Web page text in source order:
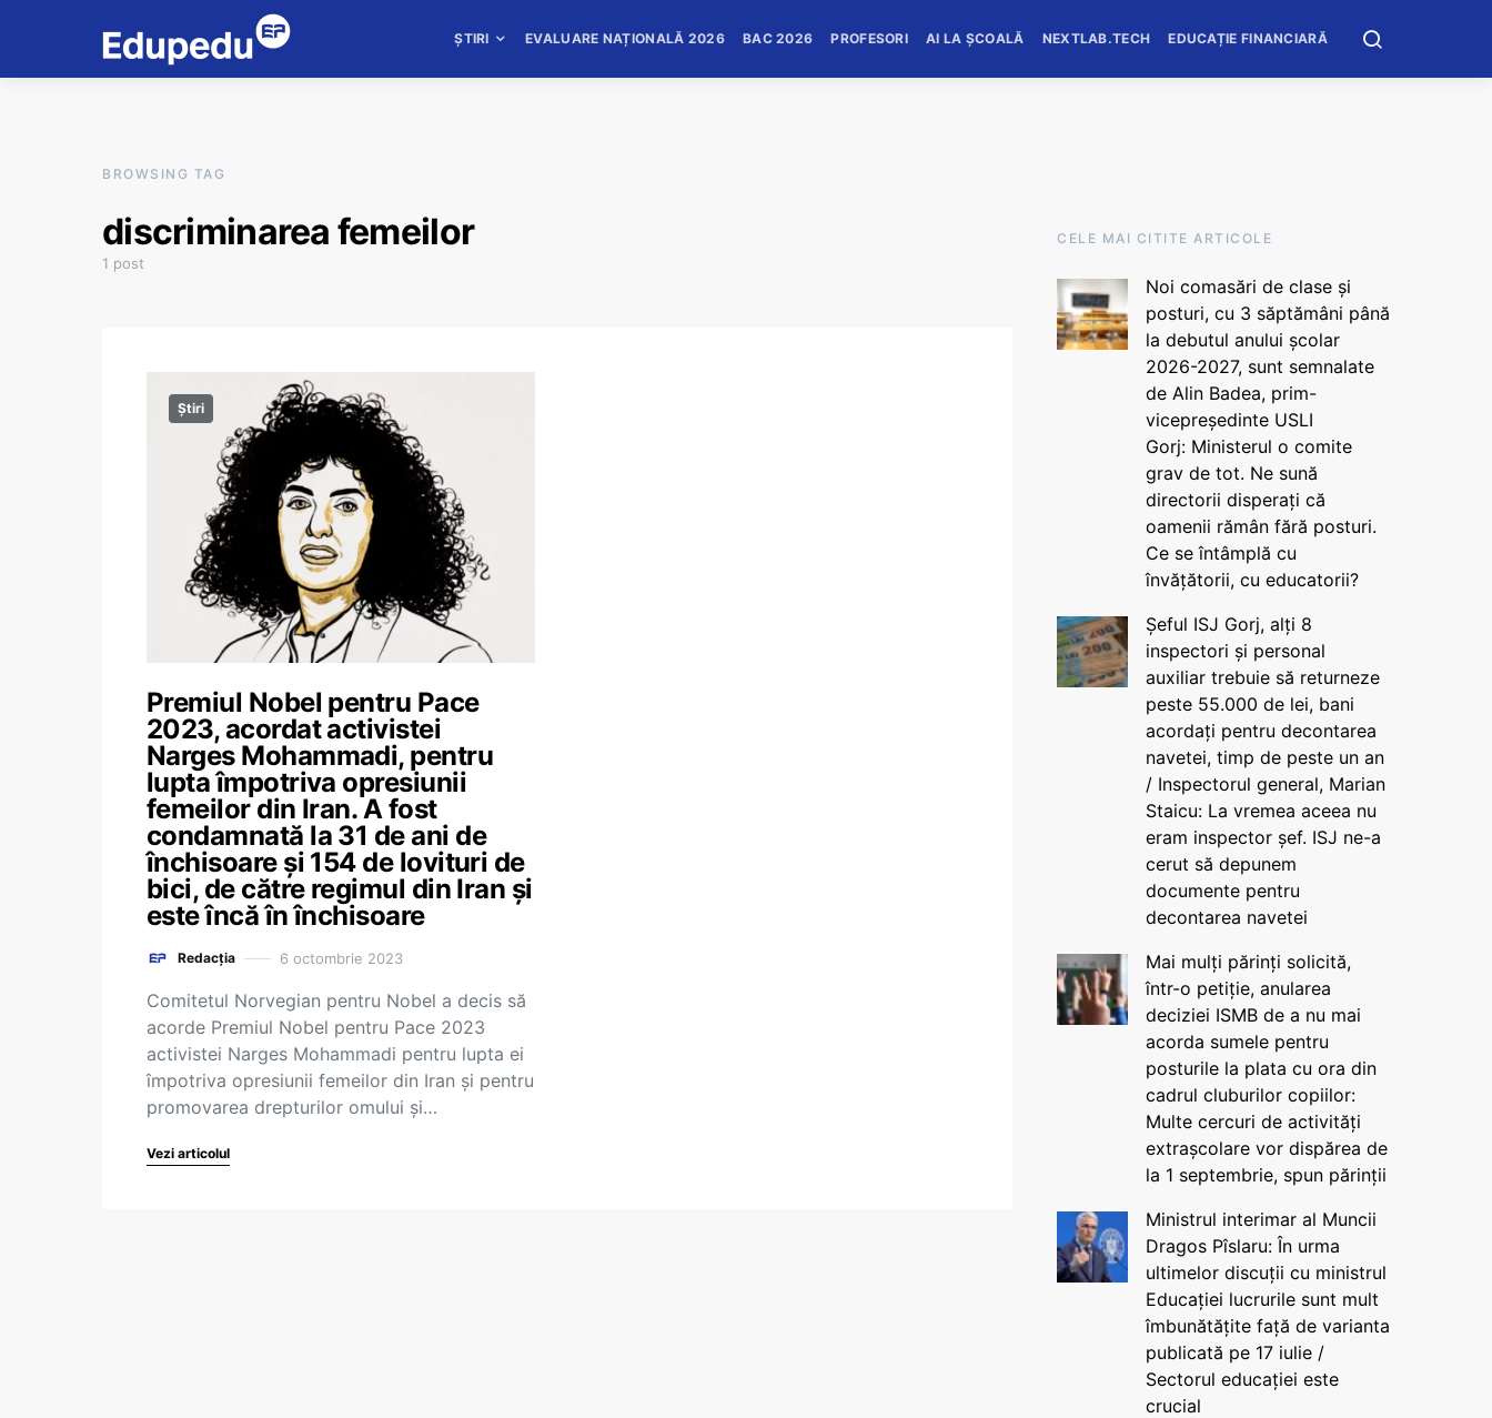
ȘTIRI EVALUARE NAȚIONALĂ 2026 BAC 2026 PROFESORI AI LA ȘCOALĂ NEXTLAB.TECH EDUCAȚIE FINANCIARĂ
BROWSING TAG
discriminarea femeilor
1 post
Știri
Premiul Nobel pentru Pace
2023, acordat activistei
Narges Mohammadi, pentru
lupta împotriva opresiunii
femeilor din Iran. A fost
condamnată la 31 de ani de
închisoare și 154 de lovituri de
bici, de către regimul din Iran și
este încă în închisoare
Redacția 6 octombrie 2023
Comitetul Norvegian pentru Nobel a decis să
acorde Premiul Nobel pentru Pace 2023
activistei Narges Mohammadi pentru lupta ei
împotriva opresiunii femeilor din Iran și pentru
promovarea drepturilor omului și…
Vezi articolul
CELE MAI CITITE ARTICOLE
Noi comasări de clase și
posturi, cu 3 săptămâni până
la debutul anului școlar
2026-2027, sunt semnalate
de Alin Badea, prim-
vicepreședinte USLI
Gorj: Ministerul o comite
grav de tot. Ne sună
directorii disperați că
oamenii rămân fără posturi.
Ce se întâmplă cu
învățătorii, cu educatorii?
Șeful ISJ Gorj, alți 8
inspectori și personal
auxiliar trebuie să returneze
peste 55.000 de lei, bani
acordați pentru decontarea
navetei, timp de peste un an
/ Inspectorul general, Marian
Staicu: La vremea aceea nu
eram inspector șef. ISJ ne-a
cerut să depunem
documente pentru
decontarea navetei
Mai mulți părinți solicită,
într-o petiție, anularea
deciziei ISMB de a nu mai
acorda sumele pentru
posturile la plata cu ora din
cadrul cluburilor copiilor:
Multe cercuri de activități
extrașcolare vor dispărea de
la 1 septembrie, spun părinții
Ministrul interimar al Muncii
Dragos Pîslaru: În urma
ultimelor discuții cu ministrul
Educației lucrurile sunt mult
îmbunătățite față de varianta
publicată pe 17 iulie /
Sectorul educației este
crucial